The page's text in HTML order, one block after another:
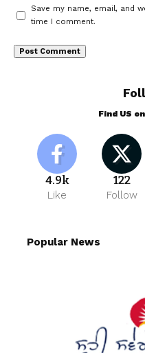
Save my name, email, and
time I comment.
Find US
4.9k
Like
122
Follow
Popular News